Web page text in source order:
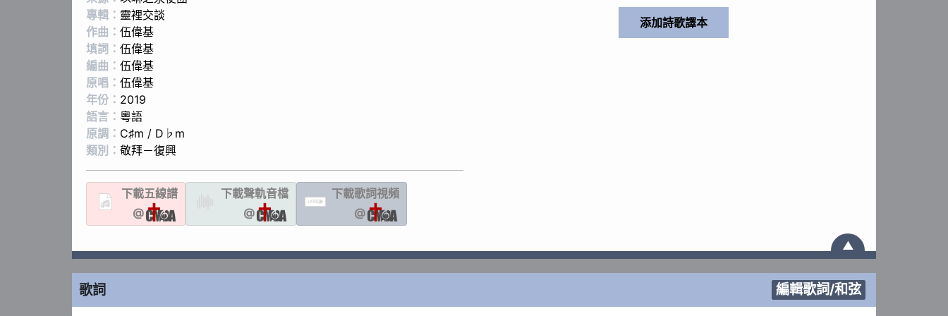
專輯： 靈裡交談
作曲： 伍偉基
填詞： 伍偉基
編曲： 伍偉基
原唱： 伍偉基
年份： 2019
語言： 粵語
原調： C♯m / D♭m
類別： 敬拜－復興
下載五線譜
@
下載聲軌音檔
@
LYRIC
下載歌詞視頻
@
▲
歌詞 編輯歌詞/和弦